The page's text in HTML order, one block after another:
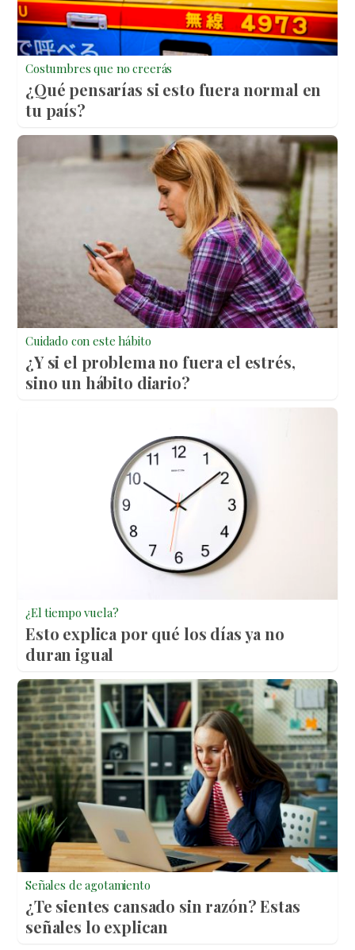
Costumbres que no creerás
¿Qué pensarías si esto fuera normal en
tu país?
Cuidado con este hábito
¿Y si el problema no fuera el estrés,
sino un hábito diario?
¿El tiempo vuela?
Esto explica por qué los días ya no
duran igual
Señales de agotamiento
¿Te sientes cansado sin razón? Estas
señales lo explican